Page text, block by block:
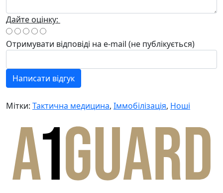
Дайте оцінку:
Отримувати відповіді на e-mail (не публікується)
Написати відгук
Мітки: Тактична медицина, Іммобілізація, Ноші